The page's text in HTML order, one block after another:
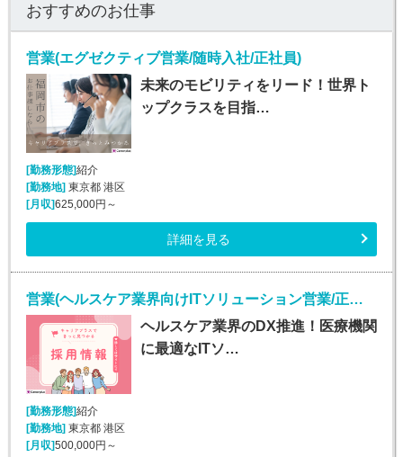
おすすめのお仕事
営業(エグゼクティブ営業/随時入社/正社員)
未来のモビリティをリード！世界ト
ップクラスを目指…
[勤務形態]紹介
[勤務地]東京都 港区
[月収]625,000円～
詳細を見る
営業(ヘルスケア業界向けITソリューション営業/正社員)
ヘルスケア業界のDX推進！医療機関
に最適なITソ…
[勤務形態]紹介
[勤務地]東京都 港区
[月収]500,000円～